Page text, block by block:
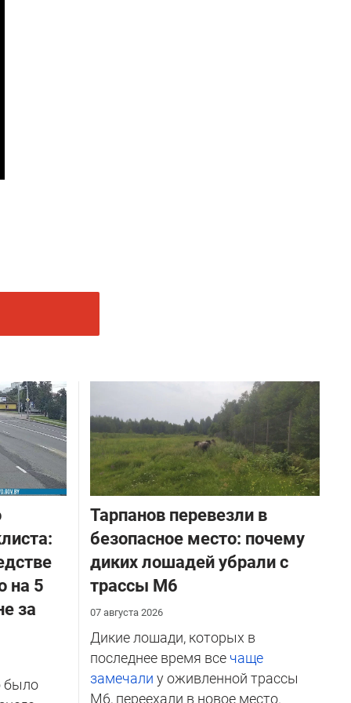
на 5
за
было
Тарпанов перевезли в
безопасное место: почему
диких лошадей убрали с
трассы М6
07 августа 2026
Дикие лошади, которых в
последнее время все чаще
замечали у оживленной трассы
М6, переехали в новое место.